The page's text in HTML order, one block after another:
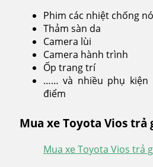
Phim các nhiệt chống
Thảm sàn da
Camera lùi
Camera hành trình
Ốp trang trí
…… và nhiều phụ kiện
điểm
Mua xe Toyota Vios trả
Mua xe Toyota Vios trả